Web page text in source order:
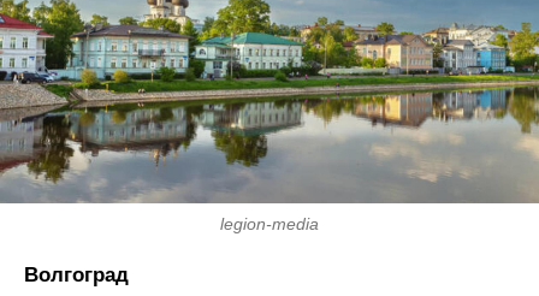
legion-media
Волгоград